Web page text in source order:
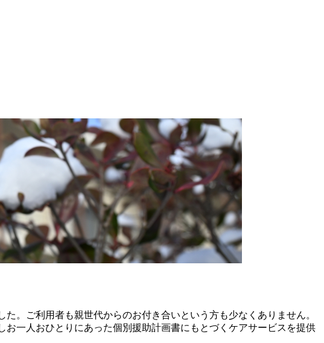
。ご利用者も親世代からのお付き合いという方も少なくありません。
一人おひとりにあった個別援助計画書にもとづくケアサービスを提供